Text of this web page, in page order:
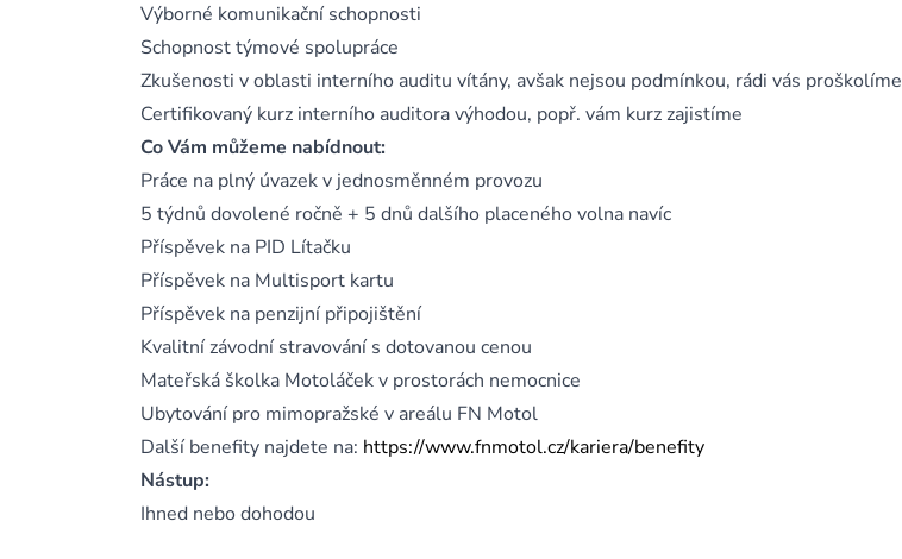
Výborné komunikační schopnosti
Schopnost týmové spolupráce
Zkušenosti v oblasti interního auditu vítány, avšak nejsou podmínkou, rádi vás proškolíme
Certifikovaný kurz interního auditora výhodou, popř. vám kurz zajistíme
Co Vám můžeme nabídnout:
Práce na plný úvazek v jednosměnném provozu
5 týdnů dovolené ročně + 5 dnů dalšího placeného volna navíc
Příspěvek na PID Lítačku
Příspěvek na Multisport kartu
Příspěvek na penzijní připojištění
Kvalitní závodní stravování s dotovanou cenou
Mateřská školka Motoláček v prostorách nemocnice
Ubytování pro mimopražské v areálu FN Motol
Další benefity najdete na: https://www.fnmotol.cz/kariera/benefity
Nástup:
Ihned nebo dohodou